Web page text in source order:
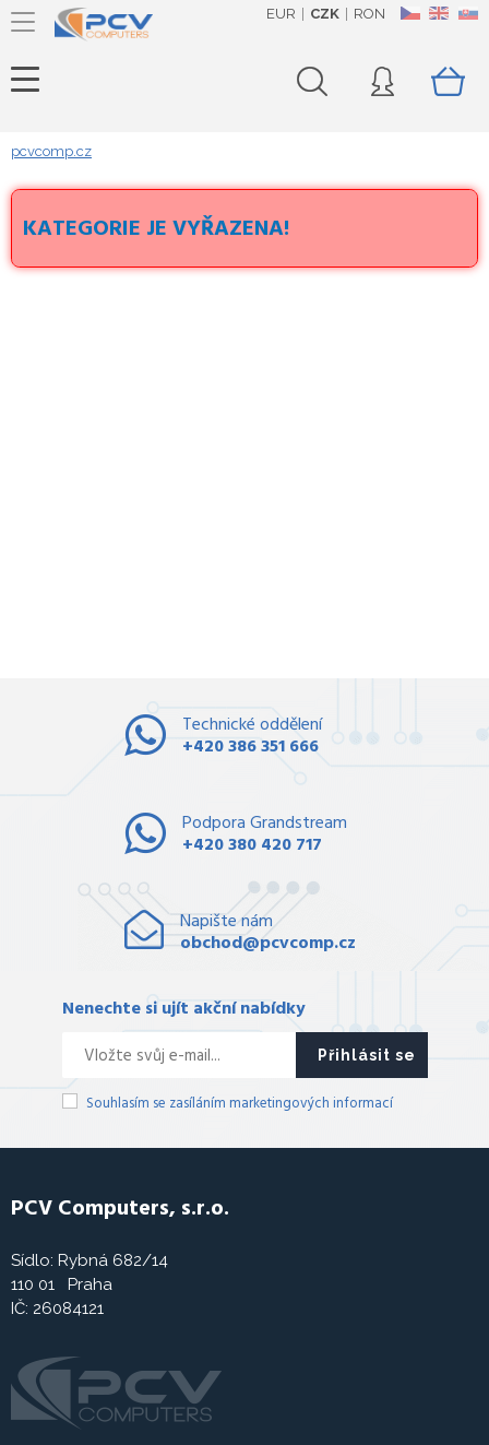
CZ EN SK
EUR CZK RON
pcvcomp.cz
KATEGORIE JE VYŘAZENA!
Technické oddělení
+420 386 351 666
Podpora Grandstream
+420 380 420 717
Napište nám
obchod@pcvcomp.cz
Nenechte si ujít akční nabídky
Přihlásit se
Souhlasím se zasíláním marketingových informací
PCV Computers, s.r.o.
Sídlo: Rybná 682/14
110 01 Praha
IČ: 26084121